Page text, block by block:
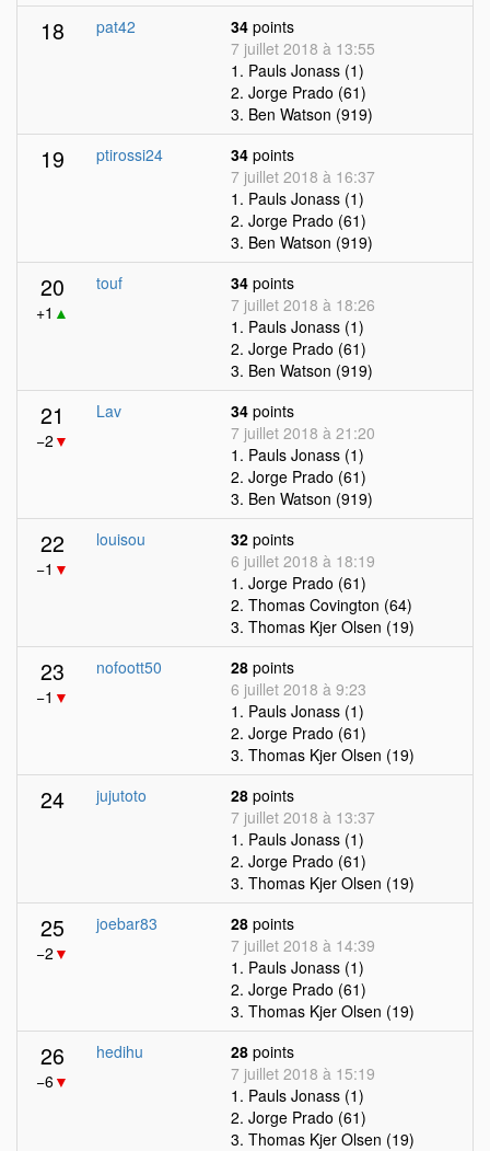
18 pat42 34 points
7 juillet 2018 à 13:55
1. Pauls Jonass (1)
2. Jorge Prado (61)
3. Ben Watson (919)
19 ptirossi24 34 points
7 juillet 2018 à 16:37
1. Pauls Jonass (1)
2. Jorge Prado (61)
3. Ben Watson (919)
20
+1 ▲
touf 34 points
7 juillet 2018 à 18:26
1. Pauls Jonass (1)
2. Jorge Prado (61)
3. Ben Watson (919)
21
−2 ▼
Lav 34 points
7 juillet 2018 à 21:20
1. Pauls Jonass (1)
2. Jorge Prado (61)
3. Ben Watson (919)
22
−1 ▼
louisou 32 points
6 juillet 2018 à 18:19
1. Jorge Prado (61)
2. Thomas Covington (64)
3. Thomas Kjer Olsen (19)
23
−1 ▼
nofoott50 28 points
6 juillet 2018 à 9:23
1. Pauls Jonass (1)
2. Jorge Prado (61)
3. Thomas Kjer Olsen (19)
24 jujutoto 28 points
7 juillet 2018 à 13:37
1. Pauls Jonass (1)
2. Jorge Prado (61)
3. Thomas Kjer Olsen (19)
25
−2 ▼
joebar83 28 points
7 juillet 2018 à 14:39
1. Pauls Jonass (1)
2. Jorge Prado (61)
3. Thomas Kjer Olsen (19)
26
−6▼
hedihu 28 points
7 juillet 2018 à 15:19
1. Pauls Jonass (1)
2. Jorge Prado (61)
3. Thomas Kjer Olsen (19)